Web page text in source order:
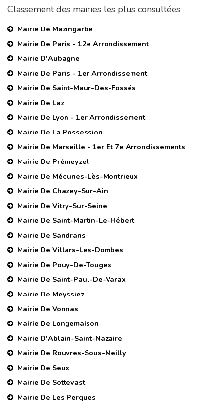
Classement des mairies les plus consultées
Mairie De Mazingarbe
Mairie De Paris - 12e Arrondissement
Mairie D'Aubagne
Mairie De Paris - 1er Arrondissement
Mairie De Saint-Maur-Des-Fossés
Mairie De Laz
Mairie De Lyon - 1er Arrondissement
Mairie De La Possession
Mairie De Marseille - 1er Et 7e Arrondissements
Mairie De Prémeyzel
Mairie De Méounes-Lès-Montrieux
Mairie De Chazey-Sur-Ain
Mairie De Vitry-Sur-Seine
Mairie De Saint-Martin-Le-Hébert
Mairie De Sandrans
Mairie De Villars-Les-Dombes
Mairie De Pouy-De-Touges
Mairie De Saint-Paul-De-Varax
Mairie De Meyssiez
Mairie De Vonnas
Mairie De Longemaison
Mairie D'Ablain-Saint-Nazaire
Mairie De Rouvres-Sous-Meilly
Mairie De Seux
Mairie De Sottevast
Mairie De Les Perques